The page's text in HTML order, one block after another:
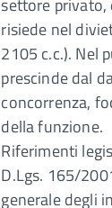
settore
risiede nel
2105 c.c.). Nel
prescinde dal
concorrenza,
della funzione.
Riferimenti
D.Lgs. 165/
generale degli